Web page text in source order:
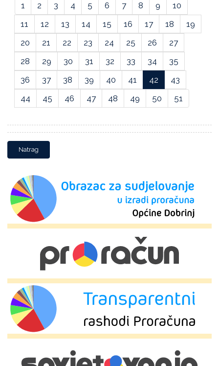
1 2 3 4 5 6 7 8 9
10
11
12 13 14 15 16 17 18
19
20
21 22 23 24 25 26
27
28
29 30 31 32 33 34
35
36
37 38 39 40 41 42
43
44
45 46 47 48 49 50 51
Natrag